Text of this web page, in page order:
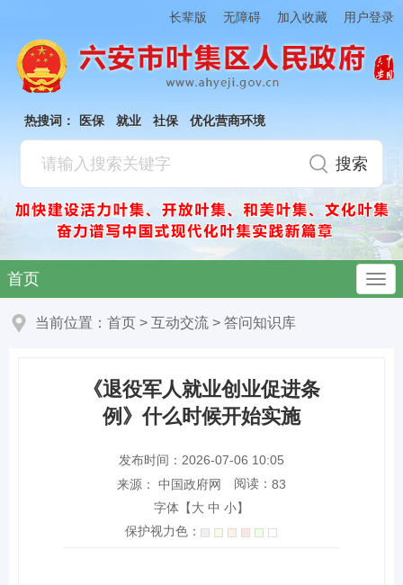
长辈版 无障碍 加入收藏 用户登录
热搜词： 医保 就业 社保 优化营商环境
首页
当前位置： 首页 > 互动交流 > 答问知识库
《退役军人就业创业促进条
例》什么时候开始实施
发布时间：2026-07-06 10:05
来源： 中国政府网
阅读： 83
字体【大 中 小】
保护视力色：